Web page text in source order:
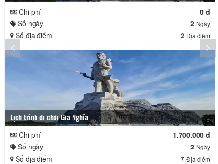
Chi phí
0 đ
Số ngày
2 Ngày
Số địa điểm 2 Địa điểm
Lịch trình đi chơi Gia Nghĩa
Chi phí
1.700.000 đ
Số ngày
2 Ngày
Số địa điểm 7 Địa điểm